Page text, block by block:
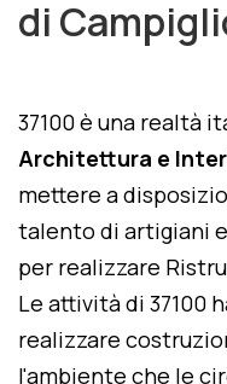
di
37100 è una realtà
Architettura e
mettere a
talento di artigiani
per realizzare
Le attività di 37100
realizzare
l'ambiente che le